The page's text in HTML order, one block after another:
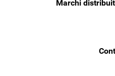
Marchi